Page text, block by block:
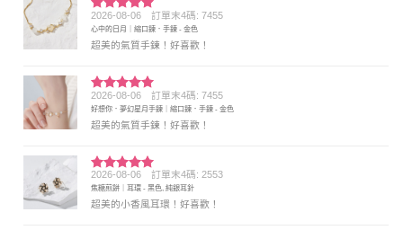
評分5 滿
分 5
2026-08-06 訂單末4碼: 7455
心中的日月｜縮口鍊．手鍊 - 金色
超美的氣質手鍊！好喜歡！
評分5 滿
分 5
2026-08-06 訂單末4碼: 7455
好想你．夢幻星月手鍊｜縮口鍊．手鍊 - 金色
超美的氣質手鍊！好喜歡！
評分5 滿
分 5
2026-08-06 訂單末4碼: 2553
焦糖煎餅｜耳環 - 黑色, 純銀耳針
超美的小香風耳環！好喜歡！